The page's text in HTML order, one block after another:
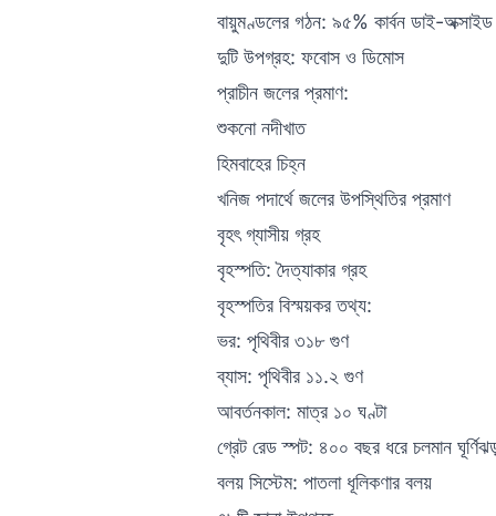
বায়ুমণ্ডলের গঠন: ৯৫% কার্বন ডাই-অক্সাইড
দুটি উপগ্রহ: ফবোস ও ডিমোস
প্রাচীন জলের প্রমাণ:
শুকনো নদীখাত
হিমবাহের চিহ্ন
খনিজ পদার্থে জলের উপস্থিতির প্রমাণ
বৃহৎ গ্যাসীয় গ্রহ
বৃহস্পতি: দৈত্যাকার গ্রহ
বৃহস্পতির বিস্ময়কর তথ্য:
ভর: পৃথিবীর ৩১৮ গুণ
ব্যাস: পৃথিবীর ১১.২ গুণ
আবর্তনকাল: মাত্র ১০ ঘণ্টা
গ্রেট রেড স্পট: ৪০০ বছর ধরে চলমান
বলয় সিস্টেম: পাতলা ধূলিকণার বলয়